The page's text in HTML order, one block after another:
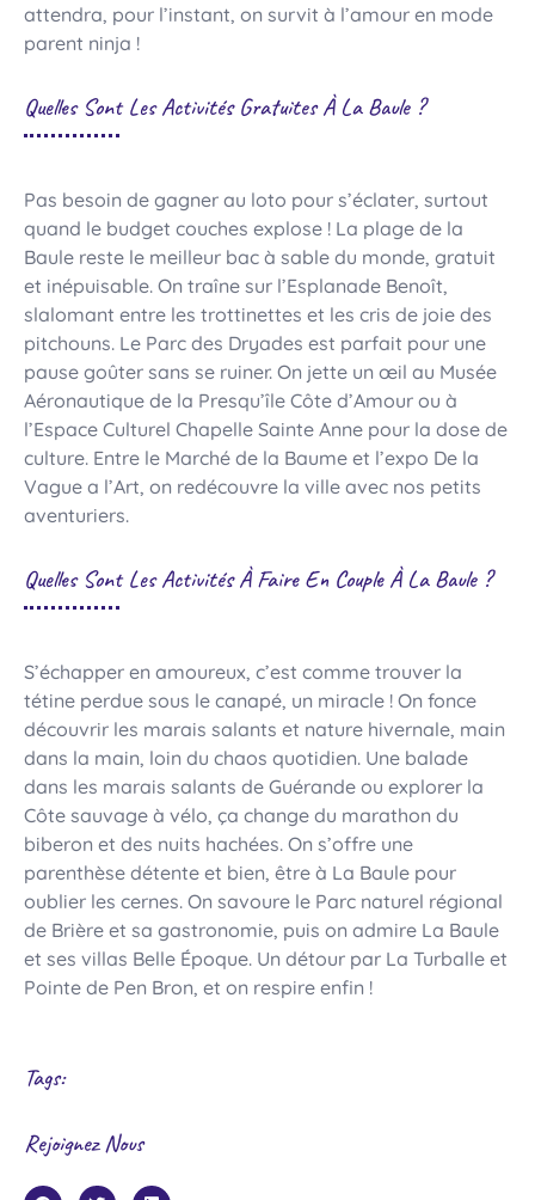
attendra, pour l’instant, on survit à l’amour en mode
parent ninja !
Quelles Sont Les Activités Gratuites À La Baule ?
Pas besoin de gagner au loto pour s’éclater, surtout
quand le budget couches explose ! La plage de la
Baule reste le meilleur bac à sable du monde, gratuit
et inépuisable. On traîne sur l’Esplanade Benoît,
slalomant entre les trottinettes et les cris de joie des
pitchouns. Le Parc des Dryades est parfait pour une
pause goûter sans se ruiner. On jette un œil au Musée
Aéronautique de la Presqu’île Côte d’Amour ou à
l’Espace Culturel Chapelle Sainte Anne pour la dose de
culture. Entre le Marché de la Baume et l’expo De la
Vague a l’Art, on redécouvre la ville avec nos petits
aventuriers.
Quelles Sont Les Activités À Faire En Couple À La Baule ?
S’échapper en amoureux, c’est comme trouver la
tétine perdue sous le canapé, un miracle ! On fonce
découvrir les marais salants et nature hivernale, main
dans la main, loin du chaos quotidien. Une balade
dans les marais salants de Guérande ou explorer la
Côte sauvage à vélo, ça change du marathon du
biberon et des nuits hachées. On s’offre une
parenthèse détente et bien, être à La Baule pour
oublier les cernes. On savoure le Parc naturel régional
de Brière et sa gastronomie, puis on admire La Baule
et ses villas Belle Époque. Un détour par La Turballe et
Pointe de Pen Bron, et on respire enfin !
Tags:
Rejoignez Nous